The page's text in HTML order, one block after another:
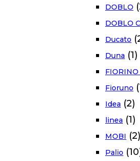
DOBLO
DOBLO
Ducato
Duna (1)
Fioruno
Idea (2)
linea (1)
MOBI (2)
Palio